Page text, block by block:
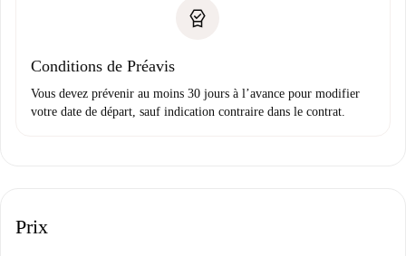
Conditions de Préavis
Vous devez prévenir au moins 30 jours à l’avance pour modifier
votre date de départ, sauf indication contraire dans le contrat.
Prix